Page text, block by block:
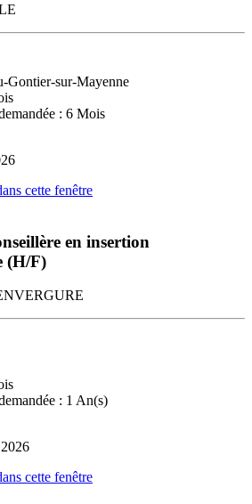
Gontier-sur-Mayenne
: 6 Mois
cette fenêtre
en insertion
(H/F)
: 1 An(s)
cette fenêtre